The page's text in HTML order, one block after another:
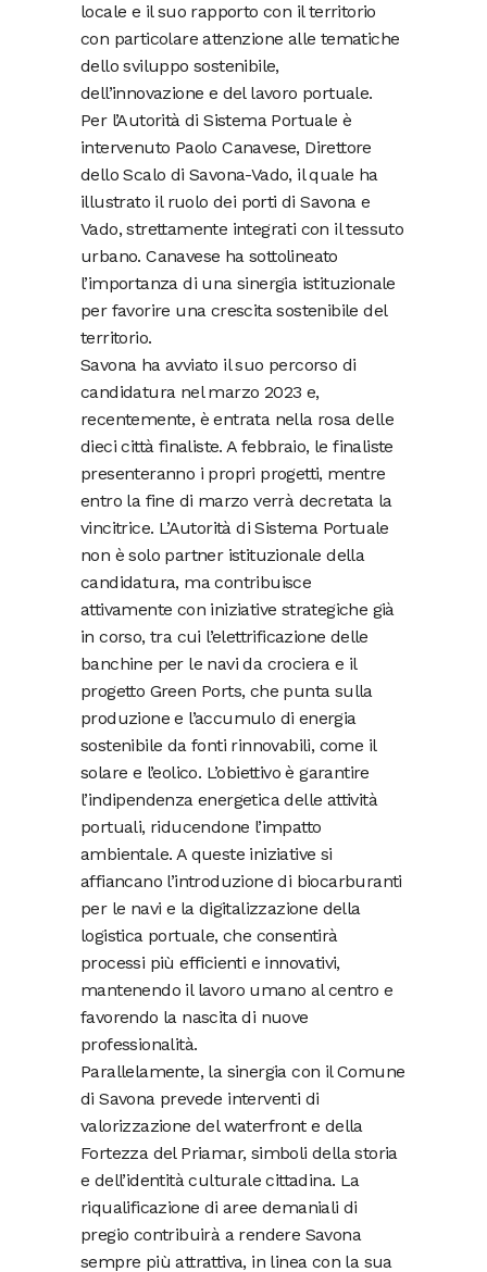
locale e il suo rapporto con il territorio
con particolare attenzione alle tematiche
dello sviluppo sostenibile,
dell’innovazione e del lavoro portuale.
Per l’Autorità di Sistema Portuale è
intervenuto Paolo Canavese, Direttore
dello Scalo di Savona-Vado, il quale ha
illustrato il ruolo dei porti di Savona e
Vado, strettamente integrati con il tessuto
urbano. Canavese ha sottolineato
l’importanza di una sinergia istituzionale
per favorire una crescita sostenibile del
territorio.
Savona ha avviato il suo percorso di
candidatura nel marzo 2023 e,
recentemente, è entrata nella rosa delle
dieci città finaliste. A febbraio, le finaliste
presenteranno i propri progetti, mentre
entro la fine di marzo verrà decretata la
vincitrice. L’Autorità di Sistema Portuale
non è solo partner istituzionale della
candidatura, ma contribuisce
attivamente con iniziative strategiche già
in corso, tra cui l’elettrificazione delle
banchine per le navi da crociera e il
progetto Green Ports, che punta sulla
produzione e l’accumulo di energia
sostenibile da fonti rinnovabili, come il
solare e l’eolico. L’obiettivo è garantire
l’indipendenza energetica delle attività
portuali, riducendone l’impatto
ambientale. A queste iniziative si
affiancano l’introduzione di biocarburanti
per le navi e la digitalizzazione della
logistica portuale, che consentirà
processi più efficienti e innovativi,
mantenendo il lavoro umano al centro e
favorendo la nascita di nuove
professionalità.
Parallelamente, la sinergia con il Comune
di Savona prevede interventi di
valorizzazione del waterfront e della
Fortezza del Priamar, simboli della storia
e dell’identità culturale cittadina. La
riqualificazione di aree demaniali di
pregio contribuirà a rendere Savona
sempre più attrattiva, in linea con la sua